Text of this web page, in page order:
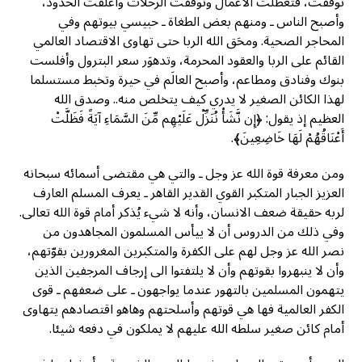
وأصبح الناس ـ ومنهم بعض الطغاة ـ حبيسي بيوتهم وفي
المحاجر الصحية. ومحَق الله الربا حتى تهاوى الاقتصاد العالمي
القائم على الربا والعقود المحرمة، وتدهوَر سعر البترول وأفلست
بنوك وفنادق ومطاعم، وأصبح العالَم في حيرة وتخبط مستسلما
لهذا الكائن الصغير لا يدري كيف يتخلص منه.. وصدق الله
العظيم إذ يقول: ﴿إِن نَّشَأْ نُنَزِّلْ عَلَيْهِم مِّنَ السَّمَاءِ آيَةً فَظَلَّتْ
أَعْنَاقُهُمْ لَهَا خَاضِعِينَ﴾.
ومن معرفة قوة الله عز وجل ـ والتي هي مقتضى أسمائه سبحانه
العزيز الجبار المتكبر القوي القدير القاهر ـ يعرف المسلم العارف
لربه حقيقة ضعف الانسان، وأنه لا شيء يُذكر أمام قوة الله تعالى.
وفي ذلك من الدروس أن لا ييأس المسلمون المجاهدون من
نصر الله عز وجل لهم على الكفرة والمتكبرين المغرورين بقوّتهم،
وأن لا ينبهروا بقوتهم وأن لا يلتفتوا الى إرجاف المرجفين الذين
يتهمون المسلمين بالتهور عندما يواجهون ـ على ضعفهم ـ قوى
الكفر العالمية فها هي قوتهم وأسلحتهم وهاهو اقتصادهم يتهاوى
أمام كائن صغير سلطه الله عليهم لا يملكون في دفعه شيئا.